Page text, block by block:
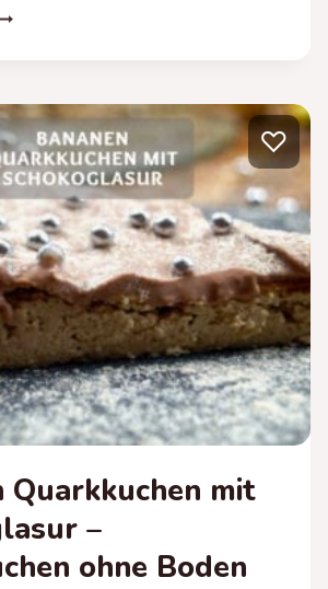
♡
Quarkkuchen mit
–
ohne Boden